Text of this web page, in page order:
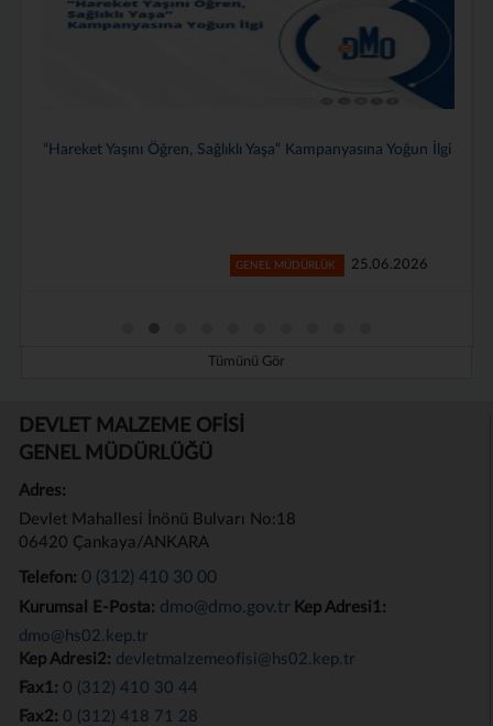
Genel Müdürlüğümüzde 2025–2026 Dönemi Stajyerlerimiz İçin
GENEL MÜDÜRLÜK 24.06.2026
Tümünü Gör
DEVLET MALZEME OFİSİ
GENEL MÜDÜRLÜĞÜ
Adres:
Devlet Mahallesi İnönü Bulvarı No:18
06420 Çankaya/ANKARA
Telefon: 0 (312) 410 30 00
Kurumsal E-Posta: dmo@dmo.gov.tr Kep Adresi1:
dmo@hs02.kep.tr
Kep Adresi2: devletmalzemeofisi@hs02.kep.tr
Fax1: 0 (312) 410 30 44
Fax2: 0 (312) 418 71 28